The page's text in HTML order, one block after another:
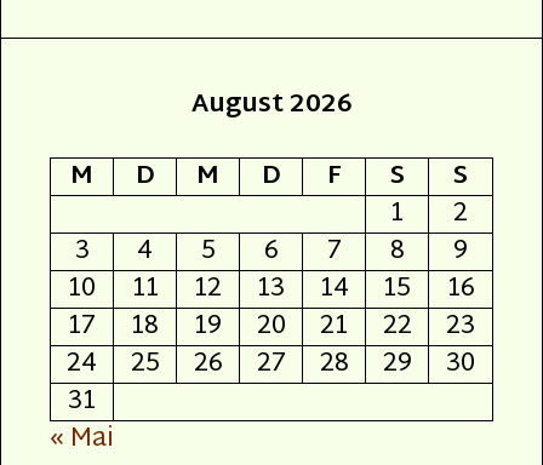
August 2026
M
D M D F S
S
1
2
3
4 5 6 7 8
9
10
11 12 13 14 15
16
17
18 19 20 21 22
23
24
25 26 27 28 29
30
31
« Mai